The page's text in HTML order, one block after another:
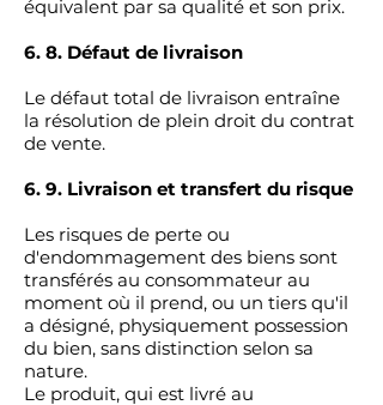
équivalent par sa qualité et son prix.
6. 8. Défaut de livraison
Le défaut total de livraison entraîne
la résolution de plein droit du contrat
de vente.
6. 9. Livraison et transfert du risque
Les risques de perte ou
d'endommagement des biens sont
transférés au consommateur au
moment où il prend, ou un tiers qu'il
a désigné, physiquement possession
du bien, sans distinction selon sa
nature.
Le produit, qui est livré au